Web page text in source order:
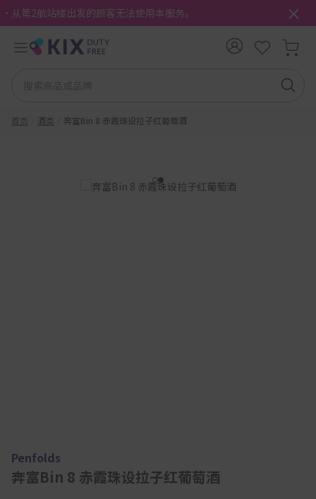
・从第2航站楼出发的顾客无法使用本服务。
首页 酒类 奔富Bin 8 赤霞珠设拉子红葡萄酒
12
Penfolds
奔富Bin 8 赤霞珠设拉子红葡萄酒